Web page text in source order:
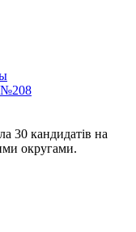
№208
30 кандидатів на
округами.